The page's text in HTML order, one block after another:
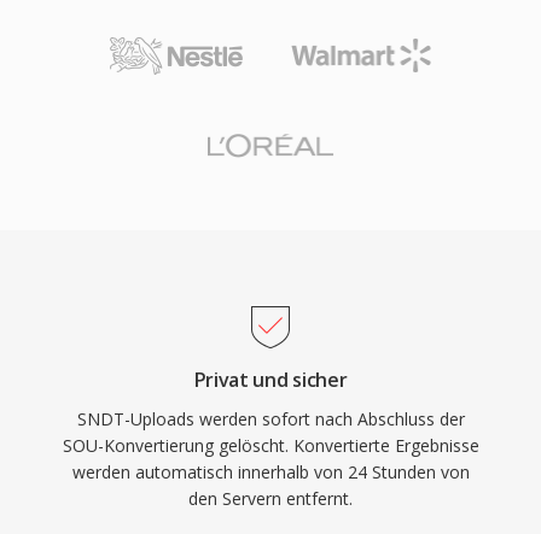
Privat und sicher
SNDT-Uploads werden sofort nach Abschluss der
SOU-Konvertierung gelöscht. Konvertierte Ergebnisse
werden automatisch innerhalb von 24 Stunden von
den Servern entfernt.